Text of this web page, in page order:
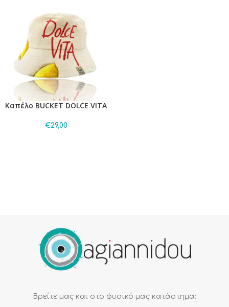
Καπέλο BUCKET DOLCE VITA
€29,00
Βρείτε μας και στο φυσικό μας κατάστημα: